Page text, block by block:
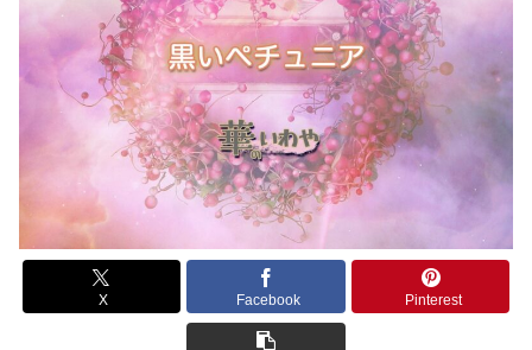
X Facebook Pinterest